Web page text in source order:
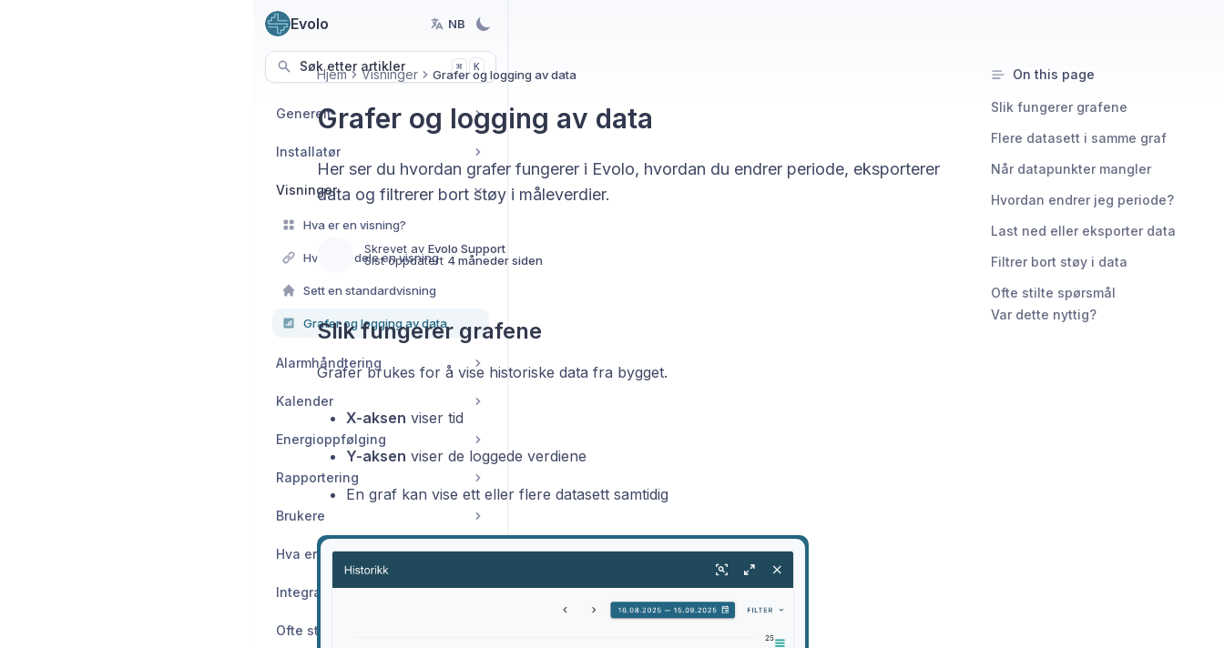
Evolo NB
Søk etter artikler ⌘ K
Generelt
Installatør
Visninger
Hva er en visning?
Hvordan dele en visning
Sett en standardvisning
Grafer og logging av data
Alarmhåndtering
Kalender
Energioppfølging
Rapportering
Brukere
Hva er nytt
Integrasjoner
Ofte stilte spørsmål
Hjem Visninger Grafer og logging av data
Grafer og logging av data
Her ser du hvordan grafer fungerer i Evolo, hvordan du endrer periode, eksporterer
data og filtrerer bort støy i måleverdier.
Skrevet av Evolo Support
Sist oppdatert 4 måneder siden
Slik fungerer grafene
Grafer brukes for å vise historiske data fra bygget.
X-aksen viser tid
Y-aksen viser de loggede verdiene
En graf kan vise ett eller flere datasett samtidig
On this page
Slik fungerer grafene
Flere datasett i samme graf
Når datapunkter mangler
Hvordan endrer jeg periode?
Last ned eller eksporter data
Filtrer bort støy i data
Ofte stilte spørsmål
Var dette nyttig?